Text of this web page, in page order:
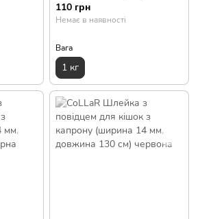
110 грн
Немає в наявності
Вага
1 кг